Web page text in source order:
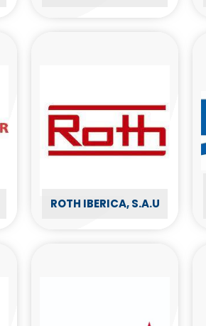
ROTH IBERICA, S.A.U